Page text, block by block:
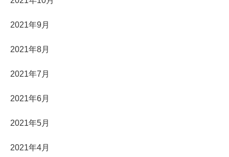
2021年9月
2021年8月
2021年7月
2021年6月
2021年5月
2021年4月